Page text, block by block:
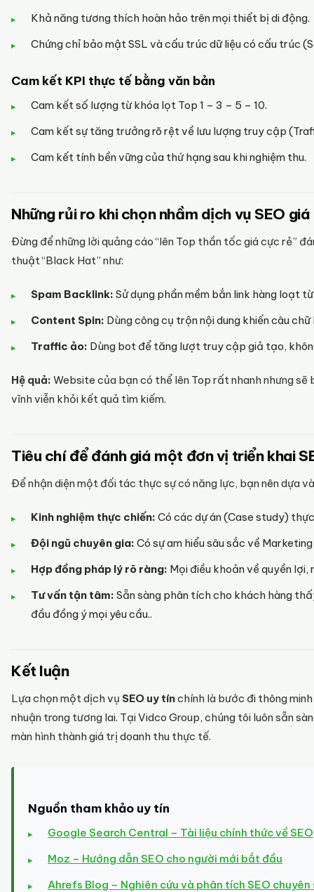
Khả năng tương thích hoàn hảo trên mọi thiết bị di động.
Chứng chỉ bảo mật SSL và cấu trúc dữ liệu có cấu trúc
Cam kết KPI thực tế bằng văn bản
Cam kết số lượng từ khóa lọt Top 1 – 3 – 5 – 10.
Cam kết sự tăng trưởng rõ rệt về lưu lượng truy cập
Cam kết tính bền vững của thứ hạng sau khi nghiệm thu.
Những rủi ro khi chọn nhầm dịch vụ SEO
Đừng để những lời quảng cáo “lên Top thần tốc giá cực rẻ”
thuật “Black Hat” như:
Spam Backlink: Sử dụng phần mềm bắn link hàng loạt
Content Spin: Dùng công cụ trộn nội dung khiến câu
Traffic ảo: Dùng bot để tăng lượt truy cập giả tạo,
Hệ quả: Website của bạn có thể lên Top rất nhanh nhưng sẽ
vĩnh viễn khỏi kết quả tìm kiếm.
Tiêu chí để đánh giá một đơn vị triển khai
Để nhận diện một đối tác thực sự có năng lực, bạn nên dựa
Kinh nghiệm thực chiến: Có các dự án (Case study)
Đội ngũ chuyên gia: Có sự am hiểu sâu sắc về
Hợp đồng pháp lý rõ ràng: Mọi điều khoản về quyền
Tư vấn tận tâm: Sẵn sàng phân tích cho khách hàng
đầu đồng ý mọi yêu cầu..
Kết luận
Lựa chọn một dịch vụ SEO uy tínchính là bước đi thông
nhuận trong tương lai. Tại Vidco Group, chúng tôi luôn sẵn
màn hình thành giá trị doanh thu thực tế.
Nguồn tham khảo uy tín
Google Search Central – Tài liệu chính thức về SEO
Moz – Hướng dẫn SEO cho người mới bắt đầu
Ahrefs Blog – Nghiên cứu và phân tích SEO chuyên